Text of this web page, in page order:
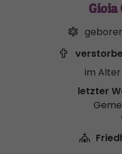
Gioia
im Alter
letzter